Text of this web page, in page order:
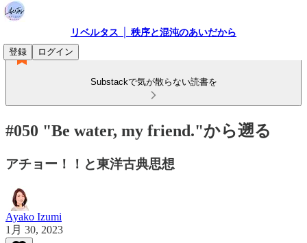
リベルタス │ 秩序と混沌のあいだから
登録
ログイン
Substackで気が散らない読書を
#050 "Be water, my friend."から遡る
アチョー！！と東洋古典思想
Ayako Izumi
1月 30, 2023